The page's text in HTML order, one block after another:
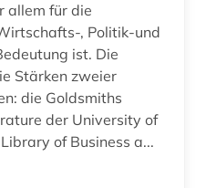
englisches sprachgebiet (4)
allem für die
, Politik-und
ist. Die
Stärken zweier
die Goldsmiths
der University of
of Business a...